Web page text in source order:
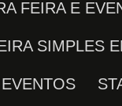
FEIRA E
SIMPLES
EVENTOS